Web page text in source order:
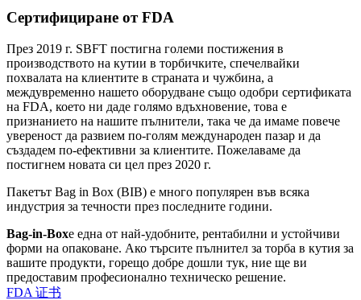
Сертифициране от FDA
През 2019 г. SBFT постигна големи постижения в
производството на кутии в торбичките, спечелвайки
похвалата на клиентите в страната и чужбина, а
междувременно нашето оборудване също одобри сертификата
на FDA, което ни даде голямо вдъхновение, това е
признанието на нашите пълнители, така че да имаме повече
увереност да развием по-голям международен пазар и да
създадем по-ефективни за клиентите. Пожелаваме да
постигнем новата си цел през 2020 г.
Пакетът Bag in Box (BIB) е много популярен във всяка
индустрия за течности през последните години.
Bag-in-Boxе една от най-удобните, рентабилни и устойчиви
форми на опаковане. Ако търсите пълнител за торба в кутия за
вашите продукти, горещо добре дошли тук, ние ще ви
предоставим професионално техническо решение.
FDA 证书